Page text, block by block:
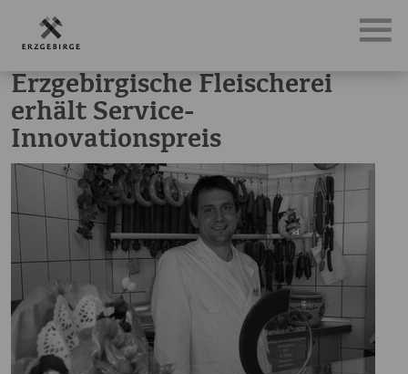
News, Neuigkeiten & Nachrichten aus dem Erzgebirge
Erzgebirgische Fleischerei
erhält Service-
Innovationspreis